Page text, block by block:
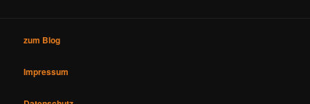
zum Blog
Impressum